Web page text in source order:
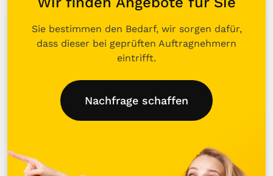
Sie bestimmen den Bedarf, wir sorgen dafür,
dass dieser bei geprüften Auftragnehmern
eintrifft.
Nachfrage schaffen